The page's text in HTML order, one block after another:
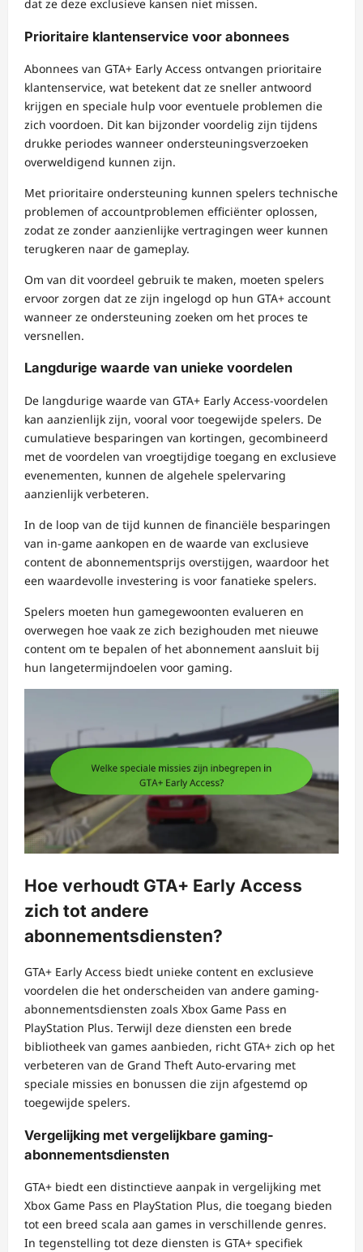
dat ze deze exclusieve kansen niet missen.
Prioritaire klantenservice voor abonnees
Abonnees van GTA+ Early Access ontvangen prioritaire
klantenservice, wat betekent dat ze sneller antwoord
krijgen en speciale hulp voor eventuele problemen die
zich voordoen. Dit kan bijzonder voordelig zijn tijdens
drukke periodes wanneer ondersteuningsverzoeken
overweldigend kunnen zijn.
Met prioritaire ondersteuning kunnen spelers technische
problemen of accountproblemen efficiënter oplossen,
zodat ze zonder aanzienlijke vertragingen weer kunnen
terugkeren naar de gameplay.
Om van dit voordeel gebruik te maken, moeten spelers
ervoor zorgen dat ze zijn ingelogd op hun GTA+ account
wanneer ze ondersteuning zoeken om het proces te
versnellen.
Langdurige waarde van unieke voordelen
De langdurige waarde van GTA+ Early Access-voordelen
kan aanzienlijk zijn, vooral voor toegewijde spelers. De
cumulatieve besparingen van kortingen, gecombineerd
met de voordelen van vroegtijdige toegang en exclusieve
evenementen, kunnen de algehele spelervaring
aanzienlijk verbeteren.
In de loop van de tijd kunnen de financiële besparingen
van in-game aankopen en de waarde van exclusieve
content de abonnementsprijs overstijgen, waardoor het
een waardevolle investering is voor fanatieke spelers.
Spelers moeten hun gamegewoonten evalueren en
overwegen hoe vaak ze zich bezighouden met nieuwe
content om te bepalen of het abonnement aansluit bij
hun langetermijndoelen voor gaming.
Hoe verhoudt GTA+ Early Access
zich tot andere
abonnementsdiensten?
GTA+ Early Access biedt unieke content en exclusieve
voordelen die het onderscheiden van andere gaming-
abonnementsdiensten zoals Xbox Game Pass en
PlayStation Plus. Terwijl deze diensten een brede
bibliotheek van games aanbieden, richt GTA+ zich op het
verbeteren van de Grand Theft Auto-ervaring met
speciale missies en bonussen die zijn afgestemd op
toegewijde spelers.
Vergelijking met vergelijkbare gaming-
abonnementsdiensten
GTA+ biedt een distinctieve aanpak in vergelijking met
Xbox Game Pass en PlayStation Plus, die toegang bieden
tot een breed scala aan games in verschillende genres.
In tegenstelling tot deze diensten is GTA+ specifiek